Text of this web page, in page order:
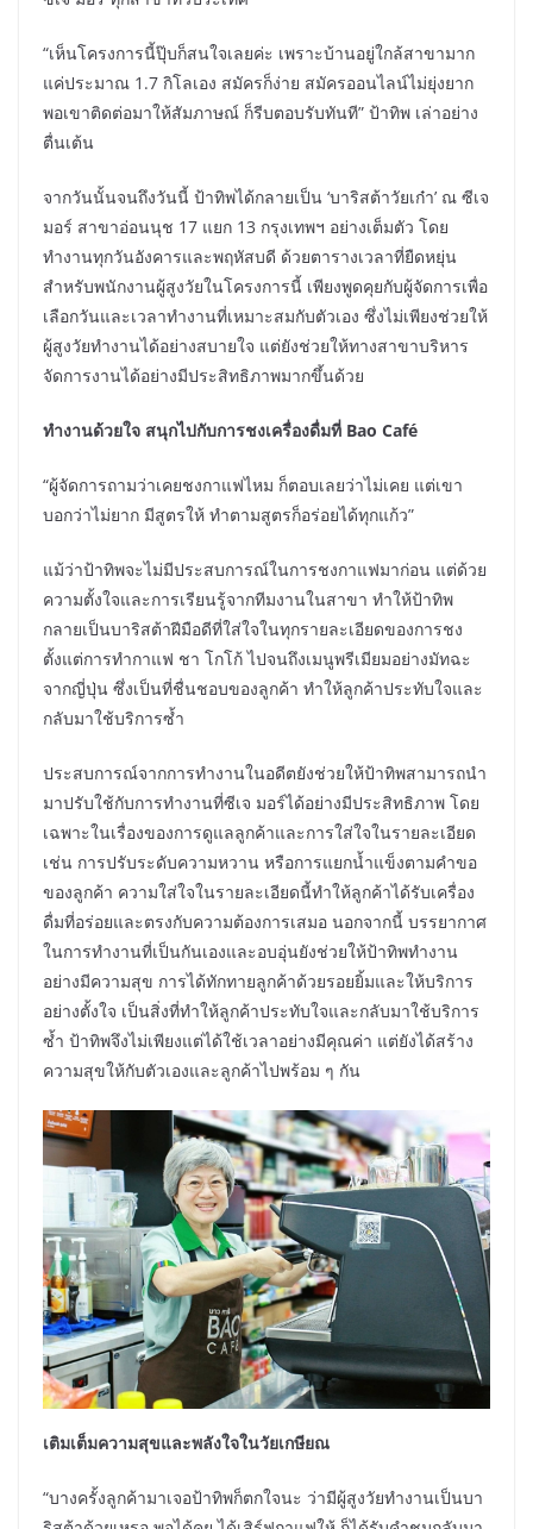
“เห็นโครงการนี้ปุ๊บก็สนใจเลยค่ะ เพราะบ้านอยู่ใกล้สาขามาก
แค่ประมาณ 1.7 กิโลเอง สมัครก็ง่าย สมัครออนไลน์ไม่ยุ่งยาก
พอเขาติดต่อมาให้สัมภาษณ์ ก็รีบตอบรับทันที” ป้าทิพ เล่าอย่าง
ตื่นเต้น
จากวันนั้นจนถึงวันนี้ ป้าทิพได้กลายเป็น ‘บาริสต้าวัยเก๋า’ ณ ซีเจ
มอร์ สาขาอ่อนนุช 17 แยก 13 กรุงเทพฯ อย่างเต็มตัว โดย
ทำงานทุกวันอังคารและพฤหัสบดี ด้วยตารางเวลาที่ยืดหยุ่น
สำหรับพนักงานผู้สูงวัยในโครงการนี้ เพียงพูดคุยกับผู้จัดการเพื่อ
เลือกวันและเวลาทำงานที่เหมาะสมกับตัวเอง ซึ่งไม่เพียงช่วยให้
ผู้สูงวัยทำงานได้อย่างสบายใจ แต่ยังช่วยให้ทางสาขาบริหาร
จัดการงานได้อย่างมีประสิทธิภาพมากขึ้นด้วย
ทำงานด้วยใจ สนุกไปกับการชงเครื่องดื่มที่ Bao Café
“ผู้จัดการถามว่าเคยชงกาแฟไหม ก็ตอบเลยว่าไม่เคย แต่เขา
บอกว่าไม่ยาก มีสูตรให้ ทำตามสูตรก็อร่อยได้ทุกแก้ว”
แม้ว่าป้าทิพจะไม่มีประสบการณ์ในการชงกาแฟมาก่อน แต่ด้วย
ความตั้งใจและการเรียนรู้จากทีมงานในสาขา ทำให้ป้าทิพ
กลายเป็นบาริสต้าฝีมือดีที่ใส่ใจในทุกรายละเอียดของการชง
ตั้งแต่การทำกาแฟ ชา โกโก้ ไปจนถึงเมนูพรีเมียมอย่างมัทฉะ
จากญี่ปุ่น ซึ่งเป็นที่ชื่นชอบของลูกค้า ทำให้ลูกค้าประทับใจและ
กลับมาใช้บริการซ้ำ
ประสบการณ์จากการทำงานในอดีตยังช่วยให้ป้าทิพสามารถนำ
มาปรับใช้กับการทำงานที่ซีเจ มอร์ได้อย่างมีประสิทธิภาพ โดย
เฉพาะในเรื่องของการดูแลลูกค้าและการใส่ใจในรายละเอียด
เช่น การปรับระดับความหวาน หรือการแยกน้ำแข็งตามคำขอ
ของลูกค้า ความใส่ใจในรายละเอียดนี้ทำให้ลูกค้าได้รับเครื่อง
ดื่มที่อร่อยและตรงกับความต้องการเสมอ นอกจากนี้ บรรยากาศ
ในการทำงานที่เป็นกันเองและอบอุ่นยังช่วยให้ป้าทิพทำงาน
อย่างมีความสุข การได้ทักทายลูกค้าด้วยรอยยิ้มและให้บริการ
อย่างตั้งใจ เป็นสิ่งที่ทำให้ลูกค้าประทับใจและกลับมาใช้บริการ
ซ้ำ ป้าทิพจึงไม่เพียงแต่ได้ใช้เวลาอย่างมีคุณค่า แต่ยังได้สร้าง
ความสุขให้กับตัวเองและลูกค้าไปพร้อม ๆ กัน
เติมเต็มความสุขและพลังใจในวัยเกษียณ
“บางครั้งลูกค้ามาเจอป้าทิพก็ตกใจนะ ว่ามีผู้สูงวัยทำงานเป็นบา